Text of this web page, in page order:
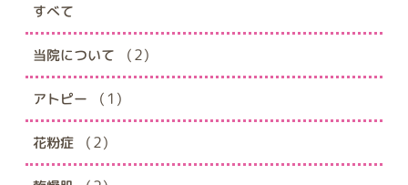
すべて
当院について (2)
アトピー (1)
花粉症 (2)